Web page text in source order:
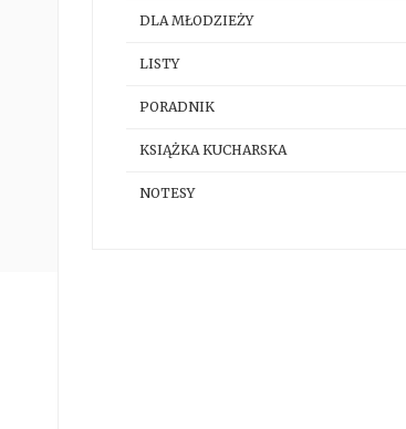
DLA MŁODZIEŻY
LISTY
PORADNIK
KSIĄŻKA KUCHARSKA
NOTESY